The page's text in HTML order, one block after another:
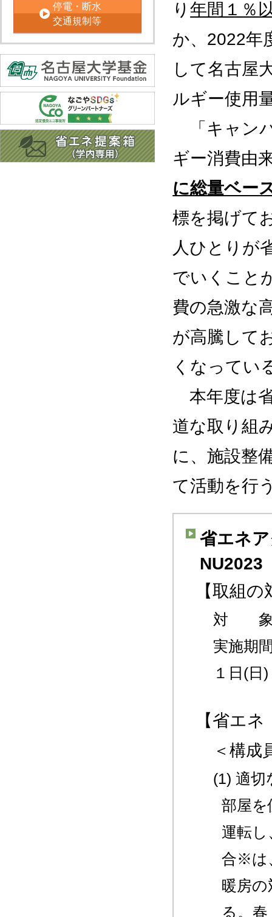
停電・断水
交通規制等
り年間１％
か、2022年
して名古屋
ルギー使用
「キャン
ギー消費由
に総量ベー
標を掲げて
人ひとりが
でいくこと
費の急激な
が高騰して
くなってい
本年度は
道な取り組
に、施設整
て活動を行
省エネ
NU2023
【取組
対 象
実施期
１日(日)
【省エ
＜構成
(1) 適切
部屋
運転
合※は
暖房
る。